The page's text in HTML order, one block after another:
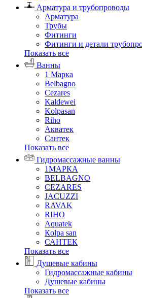
Арматура и трубопроводы
Арматура
Трубы
Фитинги
Фитинги и детали
Показать все
Ванны
1 Марка
Belbagno
Cezares
Kaldewei
Kolpasan
Riho
Акватек
Сантек
Показать все
Гидромассажные ванны
1МАРКА
BELBAGNO
CEZARES
JACUZZI
RAVAK
RIHO
Аquatek
Кolpa san
САНТЕК
Показать все
Душевые кабины
Гидромассажные кабины
Душевые кабины
Показать все